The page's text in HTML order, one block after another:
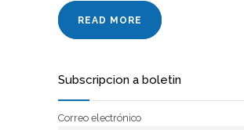
READ MORE
Subscripcion a boletin
Correo electrónico